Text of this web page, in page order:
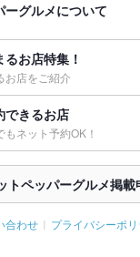
ーグルメについて
お店特集！
お店をご紹介
できるお店
ネット予約OK！
トペッパーグルメ掲載
合わせ プライバシーポ